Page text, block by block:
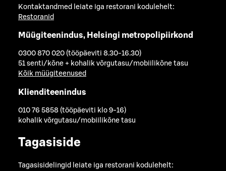
Kontaktandmed leiate iga restorani kodulehelt:
Restoranid
Müügiteenindus, Helsingi metropolipiirkond
0300 870 020 (tööpäeviti 8.30-16.30)
51 senti/kõne + kohalik võrgutasu/mobiilikõne tasu
Kõik müügiteenused
Klienditeenindus
010 76 5858 (tööpäeviti klo 9-16)
kohalik võrgutasu/mobiilikõne tasu
Tagasiside
Tagasisidelingid leiate iga restorani kodulehelt: